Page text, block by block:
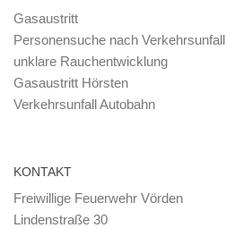
Gasaustritt
Personensuche nach Verkehrsunfall
unklare Rauchentwicklung
Gasaustritt Hörsten
Verkehrsunfall Autobahn
KONTAKT
Freiwillige Feuerwehr Vörden
Lindenstraße 30